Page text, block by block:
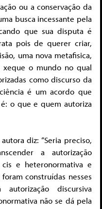
ou a conservação da
busca incessante pela
que sua disputa é
pois de querer criar,
uma nova metafisica,
o mundo no qual
como discurso da
é um acordo que
o que e quem autoriza
diz: “Seria preciso,
a autorização
cis e heteronormativa e
construídas nesses
autorização discursiva
não se dá pela